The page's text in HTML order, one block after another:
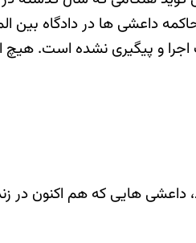
داعشی ها در دادگاه بین
پیگیری نشده است. هیچ
هایی که هم اکنون در